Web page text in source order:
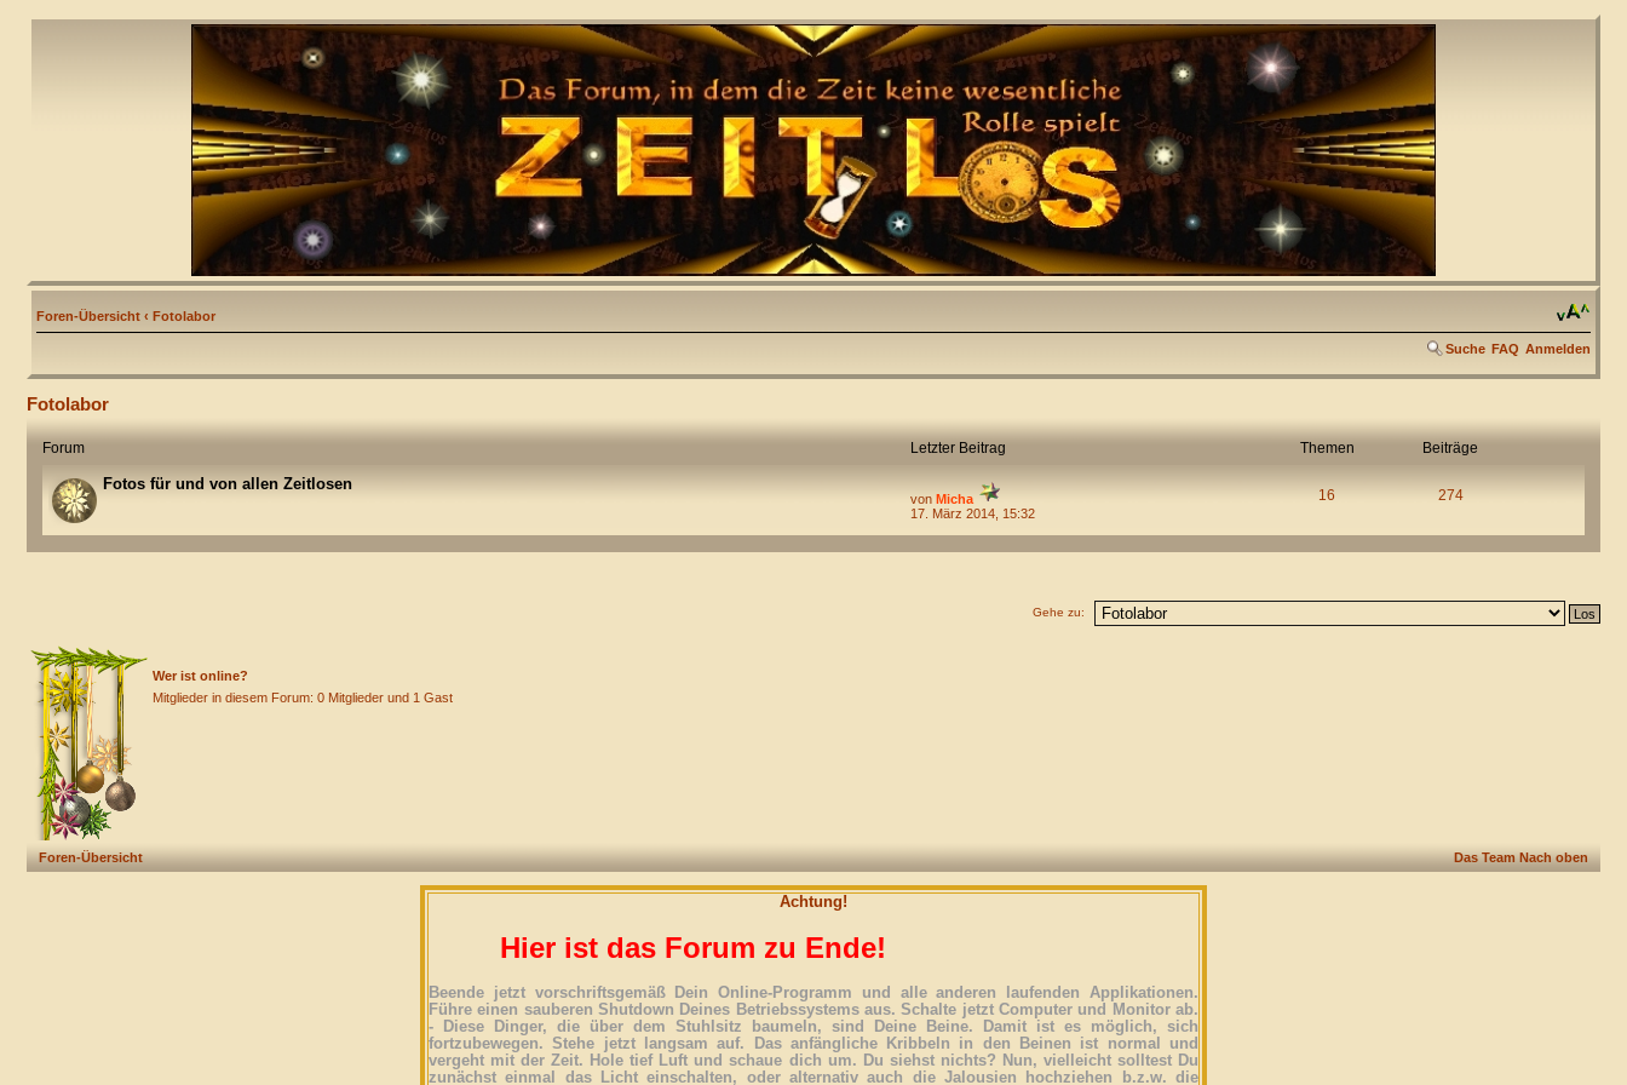
Foren-Übersicht ‹ Fotolabor
Suche FAQ Anmelden
Fotolabor
Forum Letzter Beitrag Themen Beiträge
Fotos für und von allen Zeitlosen
von Micha
17. März 2014, 15:32
16 274
Gehe zu:
Wer ist online?
Mitglieder in diesem Forum: 0 Mitglieder und 1 Gast
Foren-Übersicht Das Team Nach oben
Achtung!
Hier ist das Forum zu Ende!
Beende jetzt vorschriftsgemäß Dein Online-Programm und alle anderen laufenden Applikationen.
Führe einen sauberen Shutdown Deines Betriebssystems aus. Schalte jetzt Computer und Monitor ab.
- Diese Dinger, die über dem Stuhlsitz baumeln, sind Deine Beine. Damit ist es möglich, sich
fortzubewegen. Stehe jetzt langsam auf. Das anfängliche Kribbeln in den Beinen ist normal und
vergeht mit der Zeit. Hole tief Luft und schaue dich um. Du siehst nichts? Nun, vielleicht solltest Du
zunächst einmal das Licht einschalten, oder alternativ auch die Jalousien hochziehen b.z.w. die